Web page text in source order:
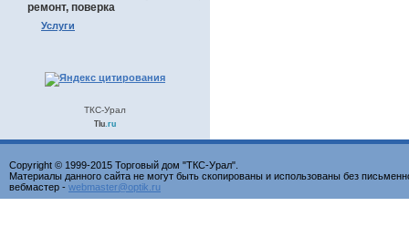
ремонт, поверка
Услуги
ТКС-Урал
Tiu.ru
Copyright © 1999-2015 Торговый дом "ТКС-Урал".
Материалы данного сайта не могут быть скопированы и использованы без
вебмастер - webmaster@optik.ru